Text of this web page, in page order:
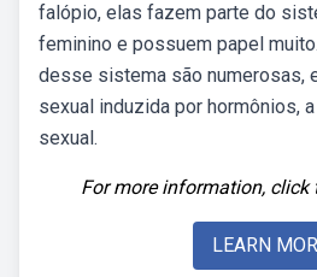
falópio, elas fazem parte do
feminino e possuem papel
desse sistema são numerosas,
sexual induzida por hormônios,
sexual.
For more information, click
LEARN